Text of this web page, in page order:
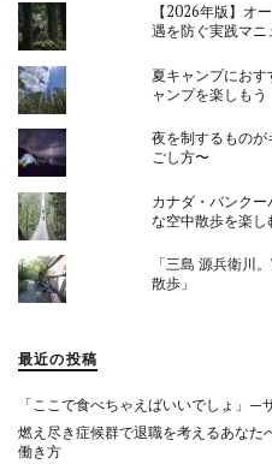
【2026年版】オ
遇を防ぐ実践マニ
夏キャンプにお
ャンプを楽しもう
夜を制するもの
ごし方〜
カナダ・バンク
な空中散歩を楽し
「三島 源兵衛川
散歩」
最近の投稿
「ここで食べちゃえばいいでしょ」—
燃え尽き症候群で退職を考えるあな
働き方